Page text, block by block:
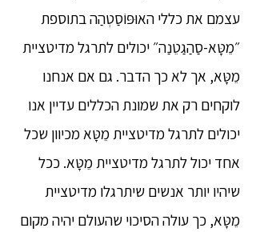
עצמם את כללי האוּפּוֹסַטְהַה בתוספת
״מֵטָּא-סַהַגַטֵנַה״ יכולים לתרגל מדיטציית
מֵטָּא, אך לא כך הדבר. גם אם אנחנו
לוקחים רק את שמונת הכללים עדיין אנו
יכולים לתרגל מדיטציית מֵטָּא מכיוון שכל
אחד יכול לתרגל מדיטציית מֵטָּא. ככל
שיהיו יותר אנשים שיתרגלו מדיטציית
מֵטָּא, כך עולה הסיכוי שהעולם יהיה מקום